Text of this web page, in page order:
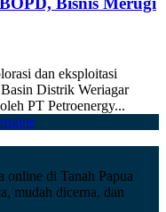
dan eksploitasi
Distrik Weriagar
PT Petroenergy...
online di Tanah Papua
mudah dicerna, dan